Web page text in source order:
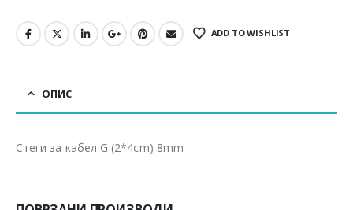
ADD TO WISHLIST
ОПИС
Стеги за кабел G (2*4cm) 8mm